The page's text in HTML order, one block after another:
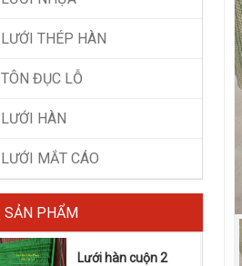
LƯỚI THÉP HÀN
TÔN ĐỤC LỖ
LƯỚI HÀN
LƯỚI MẮT CÁO
SẢN PHẨM
Lưới hàn cuộn 2